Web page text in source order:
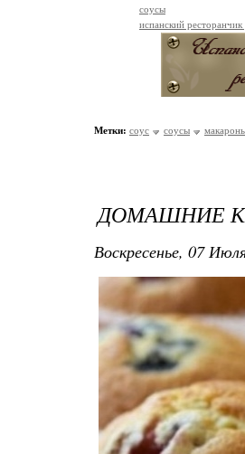
соусы
испанский
Метки: соус соусы
ДОМАШНИЕ
Воскресенье, 07